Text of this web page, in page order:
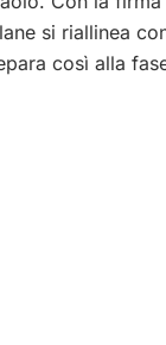
si riallinea
così alla